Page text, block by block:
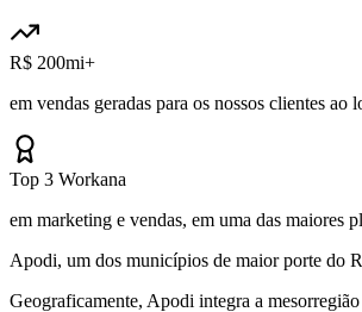
R$ 200mi+
em vendas geradas para os nossos clientes ao
Top 3 Workana
em marketing e vendas, em uma das maiores
Apodi, um dos municípios de maior porte do
Geograficamente, Apodi integra a